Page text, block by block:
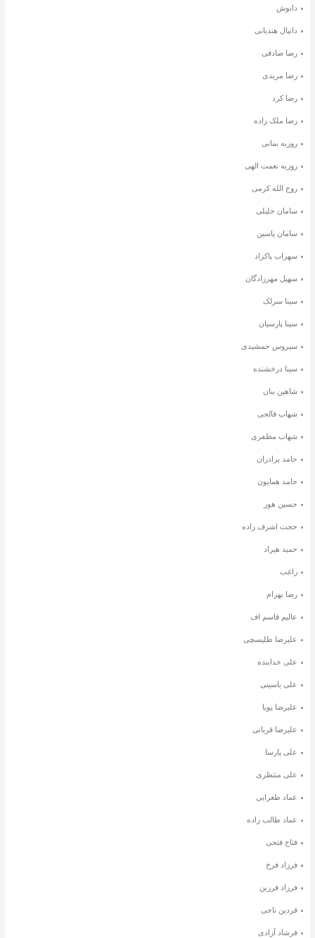
دانوش
دانیال هندیانی
رضا صادقی
رضا مریدی
رضا کرد
رضا ملک زاده
روزبه بمانی
روزبه نعمت الهی
روح الله کرمی
سامان جلیلی
سامان یاسین
سهراب پاکزاد
سهیل مهرزادگان
سینا سرلک
سینا پارسیان
سیروس جمشیدی
سینا درخشنده
شاهین بنان
شهاب فالجی
شهاب مظفری
حامد برادران
حامد همایون
حسین هور
حجت اشرف زاده
حمید هیراد
راغب
رضا بهرام
عالیم قاسم اف
علیرضا طلیسچی
علی خدابنده
علی یاسینی
علیرضا پویا
علیرضا قربانی
علی پارسا
علی منتظری
عماد طغرایی
عماد طالب زاده
فتاح فتحی
فرزاد فرخ
فرزاد فرزین
فردین ناجی
فرشاد آزادی